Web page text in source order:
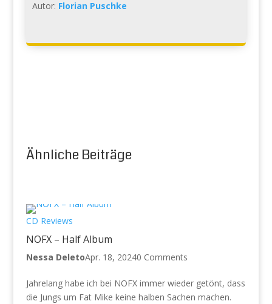
Autor: Florian Puschke
Ähnliche Beiträge
CD Reviews
NOFX – Half Album
Nessa DeletoApr. 18, 20240 Comments
Jahrelang habe ich bei NOFX immer wieder getönt, dass
die Jungs um Fat Mike keine halben Sachen machen.